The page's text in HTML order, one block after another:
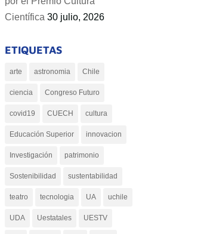
Científica 30 julio, 2026
ETIQUETAS
arte astronomia Chile
ciencia Congreso Futuro
covid19 CUECH cultura
Educación Superior innovacion
Investigación patrimonio
Sostenibilidad sustentabilidad
teatro tecnologia UA uchile
UDA Uestatales UESTV